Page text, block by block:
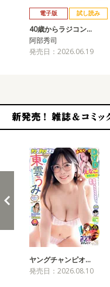
電子版 試し読み
40歳からラジコン…
阿部秀司
発売日：2026.06.19
ヤングチャンピオ…
発売日：2026.08.10